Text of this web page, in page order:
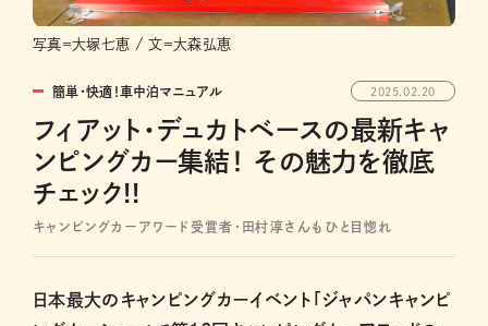
写真＝大塚七恵 / 文＝大森弘恵
簡単・快適！車中泊マニュアル 2025.02.20
フィアット・デュカトベースの最新キャ
ンピングカー集結！ その魅力を徹底
チェック!!
キャンピングカーアワード受賞者・田村淳さんもひと目惚れ
日本最大のキャンピングカーイベント「ジャパンキャンピ